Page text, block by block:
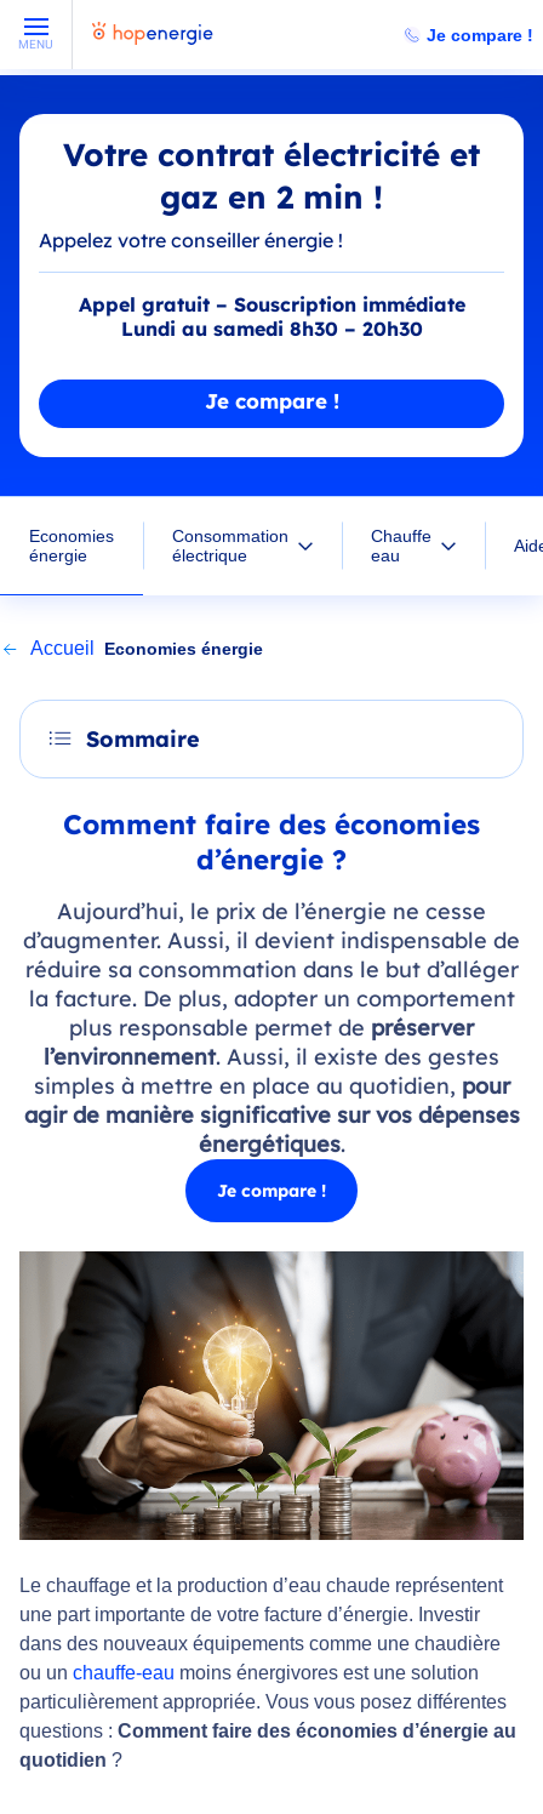
MENU Je compare !
Votre contrat électricité et
gaz en 2 min !
Appelez votre conseiller énergie !
Appel gratuit – Souscription immédiate
Lundi au samedi 8h30 – 20h30
Je compare !
Economies
énergie
Consommation
électrique
Chauffe
eau
Accueil Economies énergie
Sommaire
Comment faire des économies
d’énergie ?
Aujourd’hui, le prix de l’énergie ne cesse
d’augmenter. Aussi, il devient indispensable de
réduire sa consommation dans le but d’alléger
la facture. De plus, adopter un comportement
plus responsable permet de préserver
l’environnement. Aussi, il existe des gestes
simples à mettre en place au quotidien, pour
agir de manière significative sur vos dépenses
énergétiques.
Je compare !
Le chauffage et la production d’eau chaude représentent
une part importante de votre facture d’énergie. Investir
dans des nouveaux équipements comme une chaudière
ou un chauffe-eau moins énergivores est une solution
particulièrement appropriée. Vous vous posez différentes
questions : Comment faire des économies d’énergie au
quotidien ?